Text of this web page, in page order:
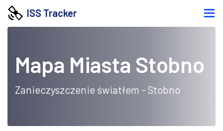
ISS Tracker
Mapa Miasta Stobno
Zanieczyszczenie światłem - Stobno